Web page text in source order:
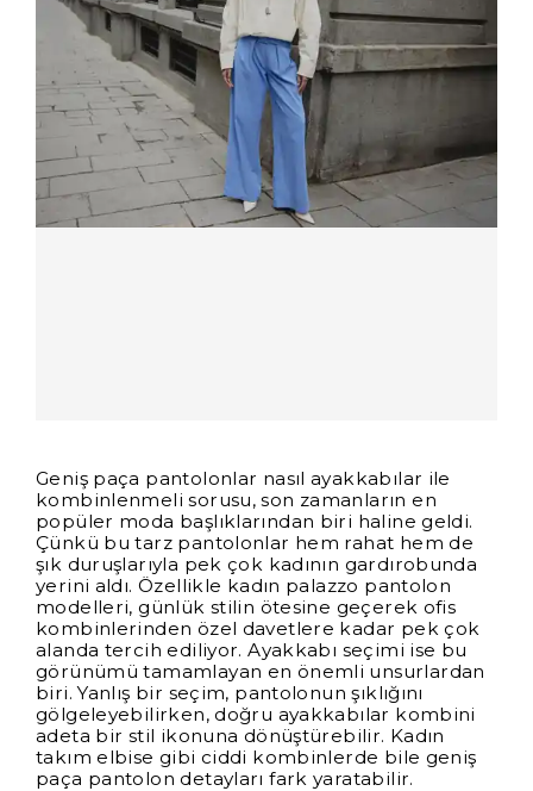
Geniş paça pantolonlar nasıl ayakkabılar ile
kombinlenmeli sorusu, son zamanların en
popüler moda başlıklarından biri haline geldi.
Çünkü bu tarz pantolonlar hem rahat hem de
şık duruşlarıyla pek çok kadının gardırobunda
yerini aldı. Özellikle kadın palazzo pantolon
modelleri, günlük stilin ötesine geçerek ofis
kombinlerinden özel davetlere kadar pek çok
alanda tercih ediliyor. Ayakkabı seçimi ise bu
görünümü tamamlayan en önemli unsurlardan
biri. Yanlış bir seçim, pantolonun şıklığını
gölgeleyebilirken, doğru ayakkabılar kombini
adeta bir stil ikonuna dönüştürebilir. Kadın
takım elbise gibi ciddi kombinlerde bile geniş
paça pantolon detayları fark yaratabilir.